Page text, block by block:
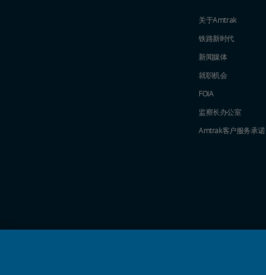
关于Amtrak
铁路新时代
新闻媒体
就职机会
FOIA
监察长办公室
Amtrak​​​​​​​客户服务承诺